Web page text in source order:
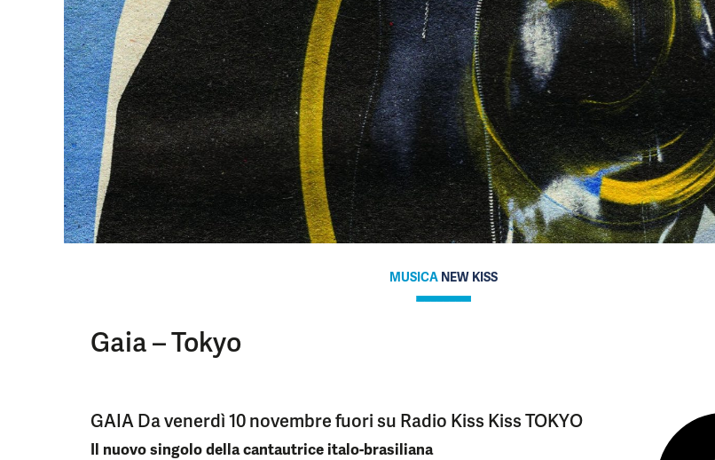
MUSICANEW KISS
Gaia – Tokyo
GAIA Da venerdì 10 novembre fuori su Radio Kiss Kiss TOKYO
Il nuovo singolo della cantautrice italo-brasiliana